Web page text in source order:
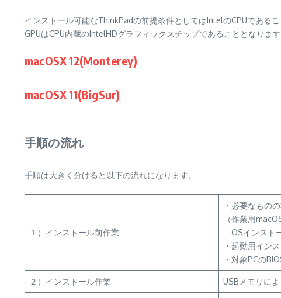
インストール可能なThinkPadの前提条件としてはIntelのCPUであるこ
GPUはCPU内蔵のIntelHDグラフィックスチップであることとなります
macOSX 12(Monterey)
macOSX 11(BigSur)
手順の流れ
手順は大きく分けると以下の流れになります。
１）インストール前作業
・必要なもの
（作業用
OSインスト
・起動用イン
・対象PCの
２）インストール作業 USBメモリに